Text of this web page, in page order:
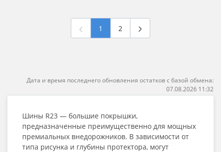
1 2
Дата и время последнего обновления остатков с базой обмена:
07.08.2026 11:32
Шины R23 — большие покрышки,
предназначенные преимущественно для мощных
премиальных внедорожников. В зависимости от
типа рисунка и глубины протектора, могут